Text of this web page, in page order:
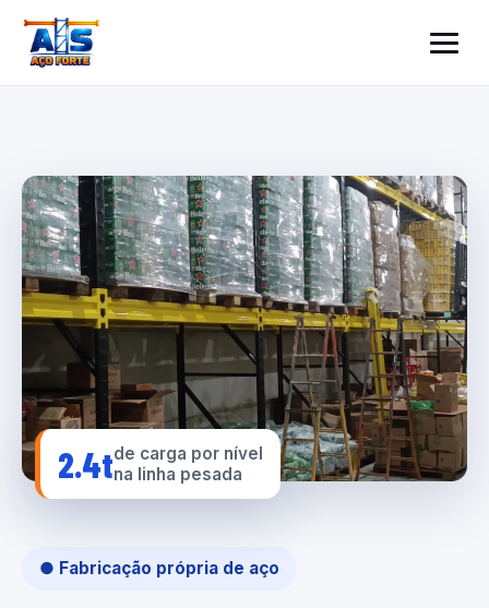
● Fabricação própria de aço
2.4tde carga por nível
na linha pesada